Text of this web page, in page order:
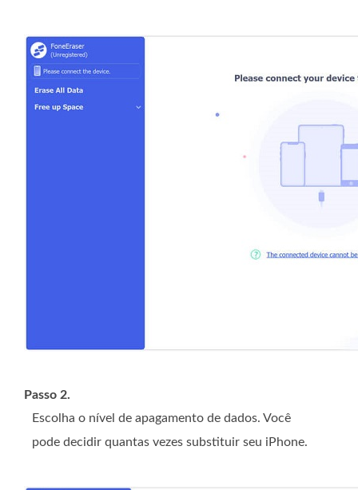
Passo 2.
Escolha o nível de apagamento de dados. Você
pode decidir quantas vezes substituir seu iPhone.